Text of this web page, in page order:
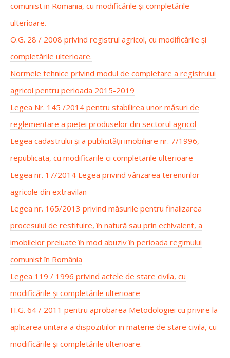
comunist in Romania, cu modificările și completările
ulterioare.
O.G. 28 / 2008 privind registrul agricol, cu modificările și
completările ulterioare.
Normele tehnice privind modul de completare a registrului
agricol pentru perioada 2015-2019
Legea Nr. 145 /2014 pentru stabilirea unor măsuri de
reglementare a pieţei produselor din sectorul agricol
Legea cadastrului și a publicității imobiliare nr. 7/1996,
republicata, cu modificarile ci completarile ulterioare
Legea nr. 17/2014 Legea privind vânzarea terenurilor
agricole din extravilan
Legea nr. 165/2013 privind măsurile pentru finalizarea
procesului de restituire, în natură sau prin echivalent, a
imobilelor preluate în mod abuziv în perioada regimului
comunist în România
Legea 119 / 1996 privind actele de stare civila, cu
modificările și completările ulterioare
H.G. 64 / 2011 pentru aprobarea Metodologiei cu privire la
aplicarea unitara a dispozitiilor in materie de stare civila, cu
modificările și completările ulterioare.